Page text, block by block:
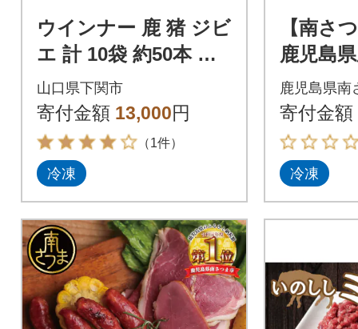
ウインナー 鹿 猪 ジビ
エ 計 10袋 約50本 冷
凍 BM113
山口県下関市
寄付金額 13,000円
（1件）
冷凍
【南さ
鹿児島
用 500g
200g
鹿児島県南
寄付金額
冷凍